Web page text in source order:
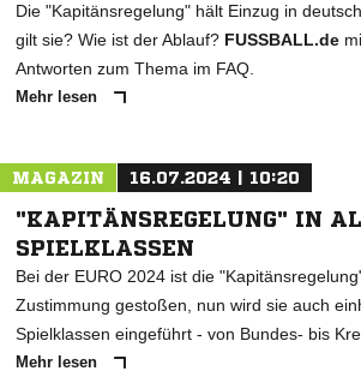
Die "Kapitänsregelung" hält Einzug in
gilt sie? Wie ist der Ablauf? FUSSBALL.de
Antworten zum Thema im FAQ.
Mehr lesen
MAGAZIN 16.07.2024 | 10:20
"KAPITÄNSREGELUNG" IN
SPIELKLASSEN
Bei der EURO 2024 ist die
Zustimmung gestoßen, nun wird sie auch
Spielklassen eingeführt - von Bundes- bis
Mehr lesen